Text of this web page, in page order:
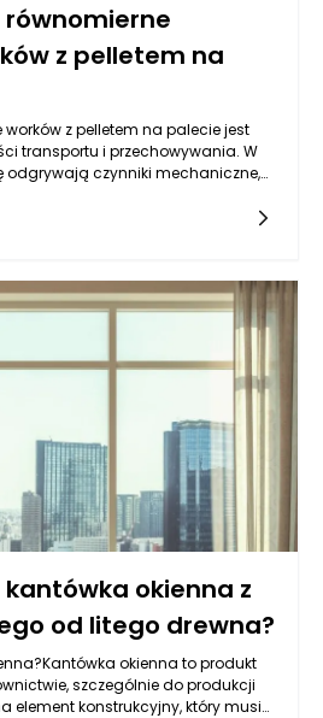
równomierne
z pelletem na
z pelletem na palecie jest
transportu i przechowywania. W
odgrywają czynniki mechaniczne,
znaczący wpływ na ten proces.
maszyn oraz rodzaj
z którego wykonane są worki,
uszkodzeniami.
kantówka okienna z
od litego drewna?
okienna to produkt
szczególnie do produkcji
element konstrukcyjny, który musi